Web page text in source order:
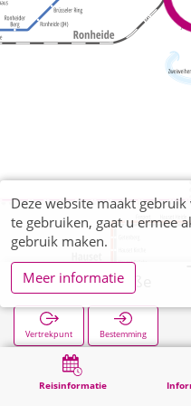
Reisinformatie
Goldbachstraße
Vertrekpunt Bestemming
Zoekopracht
Deze website maakt
te gebruiken, gaat u ermee
gebruik maken.
Meer informatie